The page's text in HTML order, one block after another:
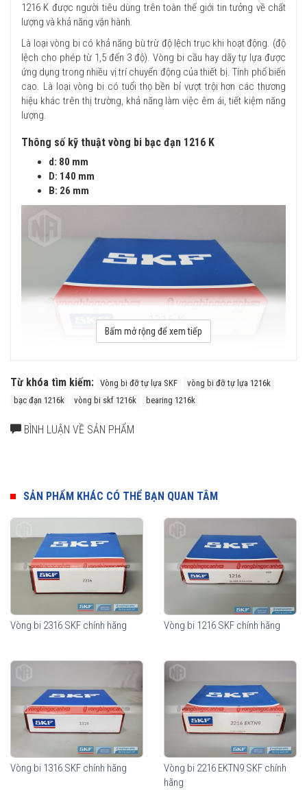
1216 K được người tiêu dùng trên toàn thế giới tin tưởng về chất
lượng và khả năng vận hành.
Là loại vòng bi có khả năng bù trừ độ lệch trục khi hoạt động. (độ
lệch cho phép từ 1,5 đến 3 độ). Vòng bi cầu hay dãy tự lựa được
ứng dụng trong nhiều vị trí chuyển động của thiết bị. Tính phổ biến
cao. Là loại vòng bi có tuổi thọ bền bỉ vượt trội hơn các thương
hiệu khác trên thị trường, khả năng làm việc êm ái, tiết kiệm năng
lượng.
Thông số kỹ thuật vòng bi bạc đạn 1216 K
d: 80 mm
D: 140 mm
B: 26 mm
điều kiện môi trường làm việc sạch sẽ hay có độ nhiễm bẩn cao,
Vòng bi SKF 1216 K chính hãng, phân phối bởi Vòng bi Ngọc Anh -
Đại lý uỷ quyền SKF.
Bấm mở rộng để xem tiếp
Từ khóa tìm kiếm: Vòng bi đỡ tự lựa SKF
vòng bi đỡ tự lựa 1216k
bạc đạn 1216k
vòng bi skf 1216k bearing 1216k
BÌNH LUẬN VỀ SẢN PHẨM
SẢN PHẨM KHÁC CÓ THỂ BẠN QUAN TÂM
Vòng bi 2316 SKF chính hãng Vòng bi 1216 SKF chính hãng
Vòng bi 1316 SKF chính hãng
Vòng bi 2216 EKTN9 SKF chính
hãng